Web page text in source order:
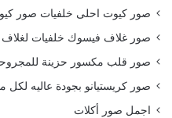
صور كيوت احلى خلفيات صور
صور غلاف فيسوك خلفيات
صور قلب مكسور حزينة
صور كريستيانو بجودة عاليه لكل
اجمل صور أكلات